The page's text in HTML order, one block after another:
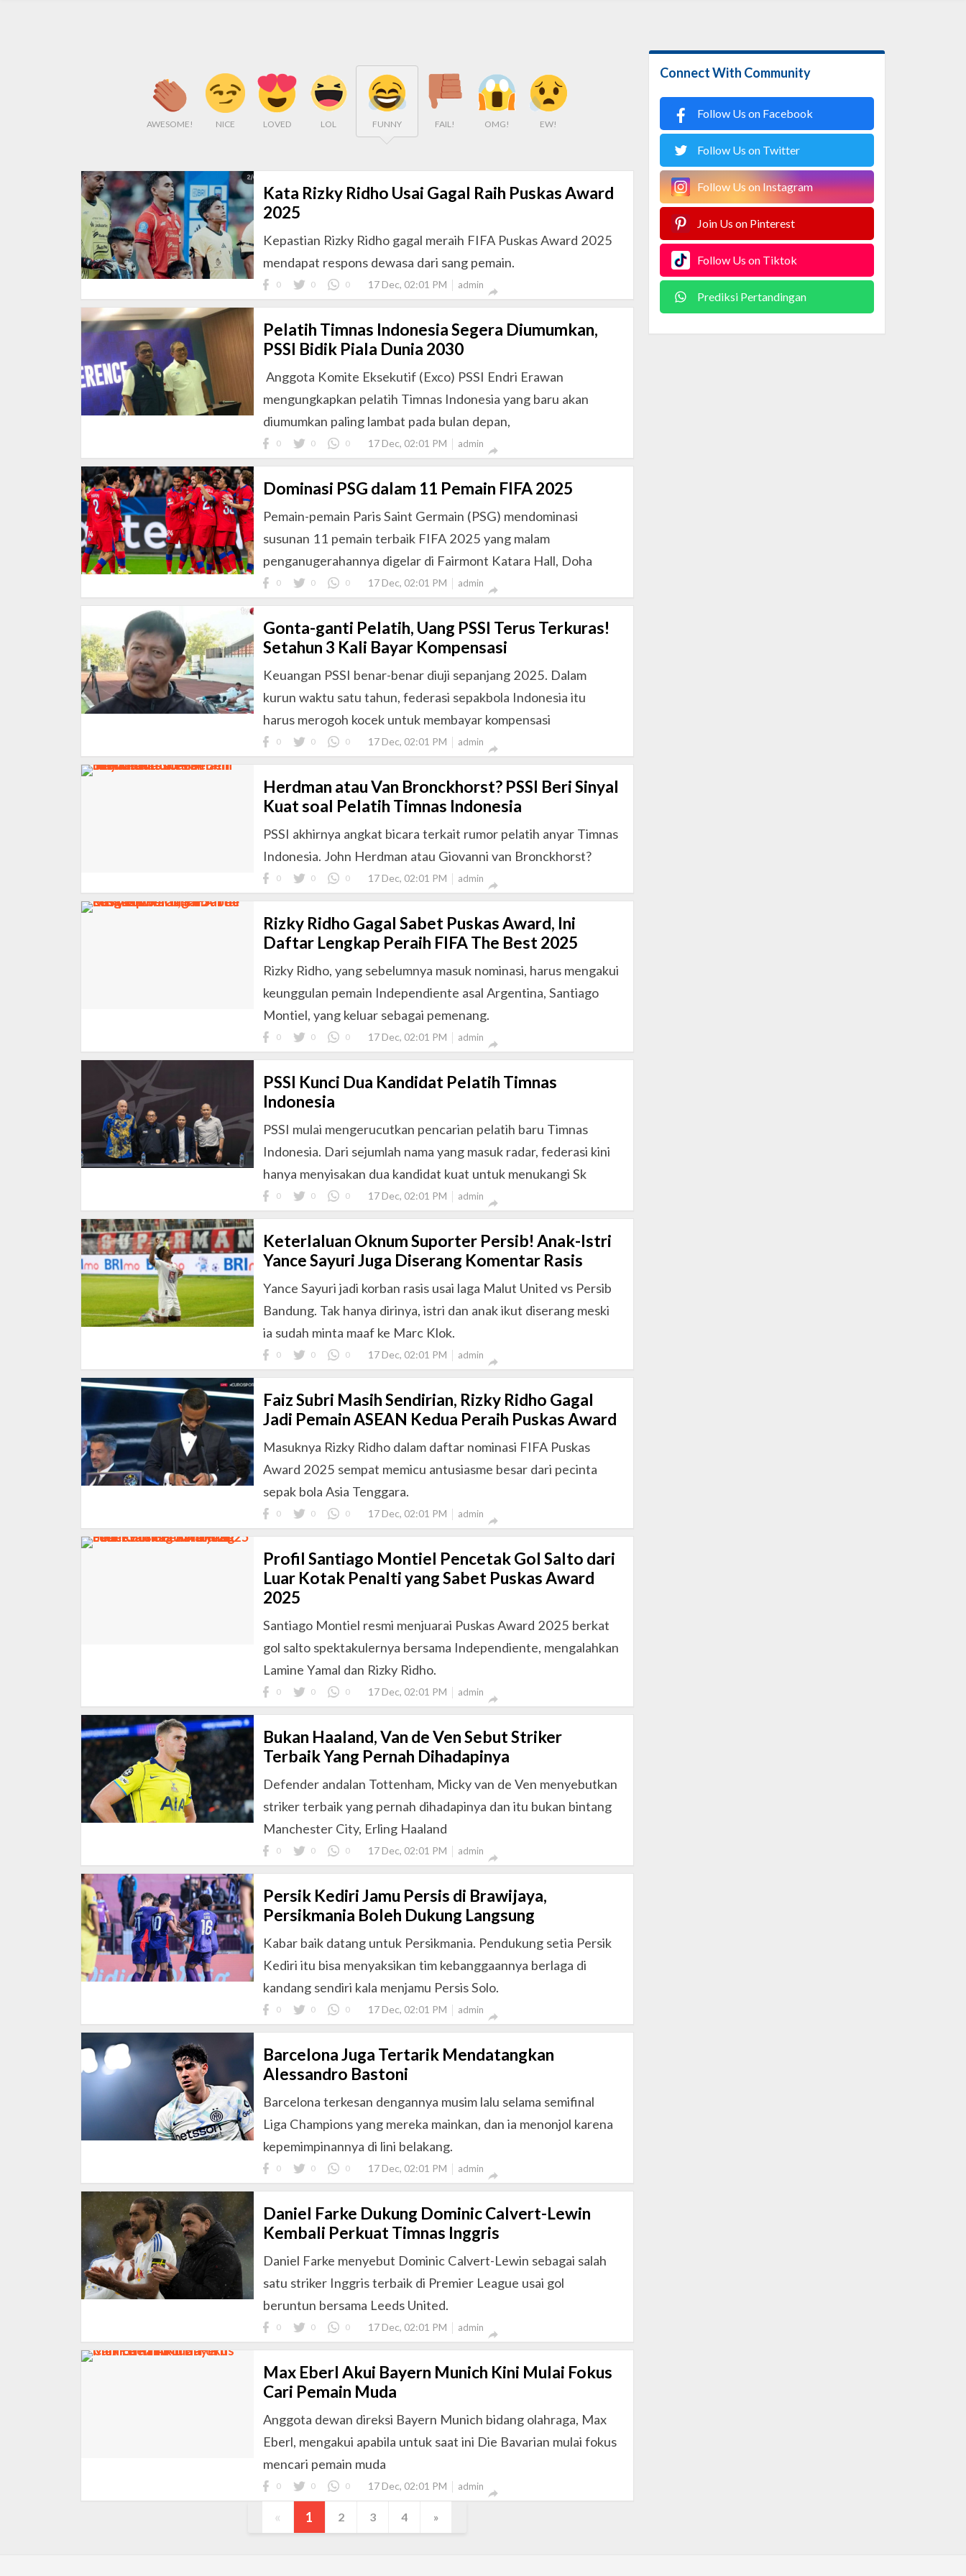
AWESOME! NICE LOVED LOL FUNNY FAIL! OMG! EW!
Kata Rizky Ridho Usai Gagal Raih Puskas Award
2025
Kepastian Rizky Ridho gagal meraih FIFA Puskas Award 2025
mendapat respons dewasa dari sang pemain.
0 0 0 17 Dec, 02:01 PM admin

Pelatih Timnas Indonesia Segera Diumumkan,
PSSI Bidik Piala Dunia 2030
Anggota Komite Eksekutif (Exco) PSSI Endri Erawan
mengungkapkan pelatih Timnas Indonesia yang baru akan
diumumkan paling lambat pada bulan depan,
0 0 0 17 Dec, 02:01 PM admin

Dominasi PSG dalam 11 Pemain FIFA 2025
Pemain-pemain Paris Saint Germain (PSG) mendominasi
susunan 11 pemain terbaik FIFA 2025 yang malam
penganugerahannya digelar di Fairmont Katara Hall, Doha
0 0 0 17 Dec, 02:01 PM admin

Gonta-ganti Pelatih, Uang PSSI Terus Terkuras!
Setahun 3 Kali Bayar Kompensasi
Keuangan PSSI benar-benar diuji sepanjang 2025. Dalam
kurun waktu satu tahun, federasi sepakbola Indonesia itu
harus merogoh kocek untuk membayar kompensasi
0 0 0 17 Dec, 02:01 PM admin

Herdman atau Van Bronckhorst? PSSI Beri Sinyal
Kuat soal Pelatih Timnas Indonesia
PSSI akhirnya angkat bicara terkait rumor pelatih anyar Timnas
Indonesia. John Herdman atau Giovanni van Bronckhorst?
0 0 0 17 Dec, 02:01 PM admin

Rizky Ridho Gagal Sabet Puskas Award, Ini
Daftar Lengkap Peraih FIFA The Best 2025
Rizky Ridho, yang sebelumnya masuk nominasi, harus mengakui
keunggulan pemain Independiente asal Argentina, Santiago
Montiel, yang keluar sebagai pemenang.
0 0 0 17 Dec, 02:01 PM admin

PSSI Kunci Dua Kandidat Pelatih Timnas
Indonesia
PSSI mulai mengerucutkan pencarian pelatih baru Timnas
Indonesia. Dari sejumlah nama yang masuk radar, federasi kini
hanya menyisakan dua kandidat kuat untuk menukangi Sk
0 0 0 17 Dec, 02:01 PM admin

Keterlaluan Oknum Suporter Persib! Anak-Istri
Yance Sayuri Juga Diserang Komentar Rasis
Yance Sayuri jadi korban rasis usai laga Malut United vs Persib
Bandung. Tak hanya dirinya, istri dan anak ikut diserang meski
ia sudah minta maaf ke Marc Klok.
0 0 0 17 Dec, 02:01 PM admin

Faiz Subri Masih Sendirian, Rizky Ridho Gagal
Jadi Pemain ASEAN Kedua Peraih Puskas Award
Masuknya Rizky Ridho dalam daftar nominasi FIFA Puskas
Award 2025 sempat memicu antusiasme besar dari pecinta
sepak bola Asia Tenggara.
0 0 0 17 Dec, 02:01 PM admin

Profil Santiago Montiel Pencetak Gol Salto dari
Luar Kotak Penalti yang Sabet Puskas Award
2025
Santiago Montiel resmi menjuarai Puskas Award 2025 berkat
gol salto spektakulernya bersama Independiente, mengalahkan
Lamine Yamal dan Rizky Ridho.
0 0 0 17 Dec, 02:01 PM admin

Bukan Haaland, Van de Ven Sebut Striker
Terbaik Yang Pernah Dihadapinya
Defender andalan Tottenham, Micky van de Ven menyebutkan
striker terbaik yang pernah dihadapinya dan itu bukan bintang
Manchester City, Erling Haaland
0 0 0 17 Dec, 02:01 PM admin

Persik Kediri Jamu Persis di Brawijaya,
Persikmania Boleh Dukung Langsung
Kabar baik datang untuk Persikmania. Pendukung setia Persik
Kediri itu bisa menyaksikan tim kebanggaannya berlaga di
kandang sendiri kala menjamu Persis Solo.
0 0 0 17 Dec, 02:01 PM admin

Barcelona Juga Tertarik Mendatangkan
Alessandro Bastoni
Barcelona terkesan dengannya musim lalu selama semifinal
Liga Champions yang mereka mainkan, dan ia menonjol karena
kepemimpinannya di lini belakang.
0 0 0 17 Dec, 02:01 PM admin

Daniel Farke Dukung Dominic Calvert-Lewin
Kembali Perkuat Timnas Inggris
Daniel Farke menyebut Dominic Calvert-Lewin sebagai salah
satu striker Inggris terbaik di Premier League usai gol
beruntun bersama Leeds United.
0 0 0 17 Dec, 02:01 PM admin

Max Eberl Akui Bayern Munich Kini Mulai Fokus
Cari Pemain Muda
Anggota dewan direksi Bayern Munich bidang olahraga, Max
Eberl, mengakui apabila untuk saat ini Die Bavarian mulai fokus
mencari pemain muda
0 0 0 17 Dec, 02:01 PM admin

« 1 2 3 4 »
Connect With Community
Follow Us on Facebook
Follow Us on Twitter
Follow Us on Instagram
Join Us on Pinterest
Follow Us on Tiktok
Prediksi Pertandingan